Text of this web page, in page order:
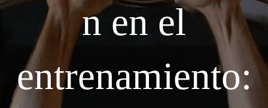
n en el
entrenamiento: